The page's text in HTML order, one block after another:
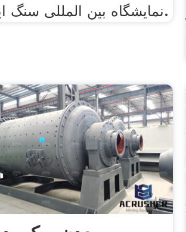
نمایشگاه بین المللی سنگ ایران.